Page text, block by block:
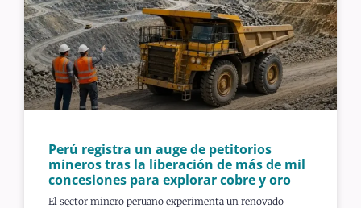
Perú registra un auge de petitorios
mineros tras la liberación de más de mil
concesiones para explorar cobre y oro
El sector minero peruano experimenta un renovado